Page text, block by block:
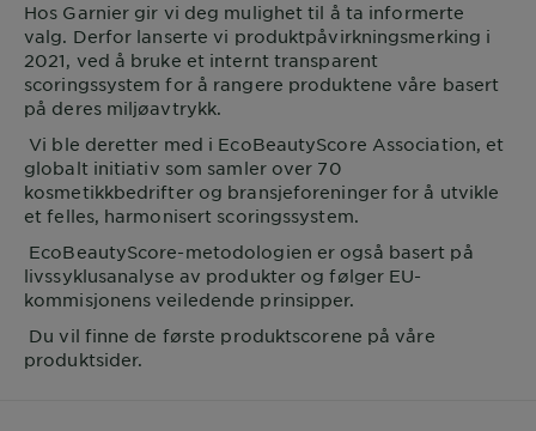
Hos Garnier gir vi deg mulighet til å ta informerte
valg. Derfor lanserte vi produktpåvirkningsmerking i
2021, ved å bruke et internt transparent
scoringssystem for å rangere produktene våre basert
på deres miljøavtrykk.
Vi ble deretter med i EcoBeautyScore Association, et
globalt initiativ som samler over 70
kosmetikkbedrifter og bransjeforeninger for å utvikle
et felles, harmonisert scoringssystem.
EcoBeautyScore-metodologien er også basert på
livssyklusanalyse av produkter og følger EU-
kommisjonens veiledende prinsipper.
Du vil finne de første produktscorene på våre
produktsider.